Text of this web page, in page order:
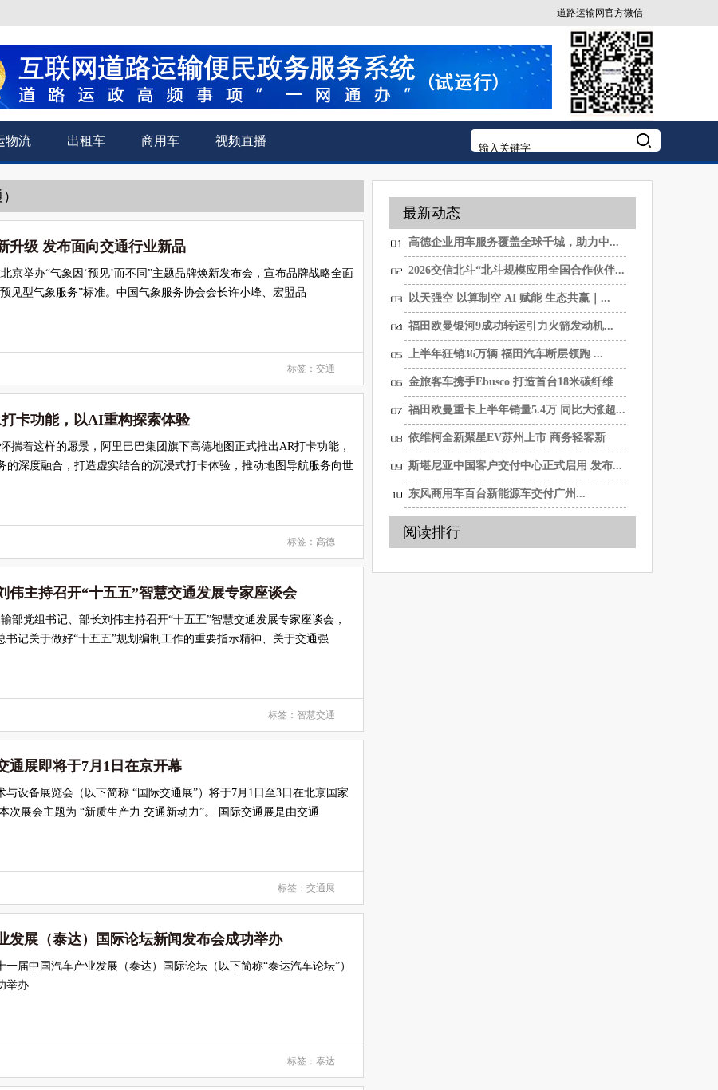
道路运输网官方微信
物流 出租车 商用车 视频直播
升级 发布面向交通行业新品
京举办“气象因‘预见’而不同”主题品牌焕新发布会，宣布品牌战略全面
见型气象服务”标准。中国气象服务协会会长许小峰、宏盟品
标签： 交通
卡功能，以AI重构探索体验
揣着这样的愿景，阿里巴巴集团旗下高德地图正式推出AR打卡功能，
的深度融合，打造虚实结合的沉浸式打卡体验，推动地图导航服务向世
标签： 高德
伟主持召开“十五五”智慧交通发展专家座谈会
部党组书记、部长刘伟主持召开“十五五”智慧交通发展专家座谈会，
书记关于做好“十五五”规划编制工作的重要指示精神、关于交通强
标签： 智慧交通
通展即将于7月1日在京开幕
与设备展览会（以下简称 “国际交通展”）将于7月1日至3日在北京国家
次展会主题为 “新质生产力 交通新动力”。 国际交通展是由交通
标签： 交通展
发展（泰达）国际论坛新闻发布会成功举办
一届中国汽车产业发展（泰达）国际论坛（以下简称“泰达汽车论坛”）
举办
标签： 泰达
最新动态
高德企业用车服务覆盖全球千城，助力中...
2026交信北斗“北斗规模应用全国合作伙伴...
以天强空 以算制空 AI 赋能 生态共赢｜...
福田欧曼银河9成功转运引力火箭发动机...
上半年狂销36万辆 福田汽车断层领跑 ...
金旅客车携手Ebusco 打造首台18米碳纤维
纯...
福田欧曼重卡上半年销量5.4万 同比大涨超...
依维柯全新聚星EV苏州上市 商务轻客新
选...
斯堪尼亚中国客户交付中心正式启用 发布...
东风商用车百台新能源车交付广州...
阅读排行